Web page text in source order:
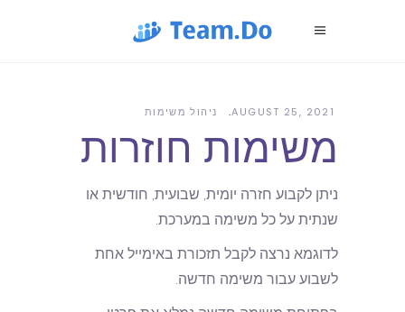
AUGUST 25, 2021 ניהול משימות
משימות חוזרות
ניתן לקבוע חזרה יומית, שבועית, חודשית או
שנתית על כל משימה במערכת.
לדוגמא נרצה לקבל תזכורת באימייל אחת
לשבוע עבור משימה חדשה.